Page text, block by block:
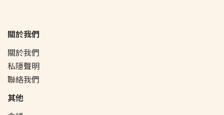
關於我們
關於我們
私隱聲明
聯絡我們
其他